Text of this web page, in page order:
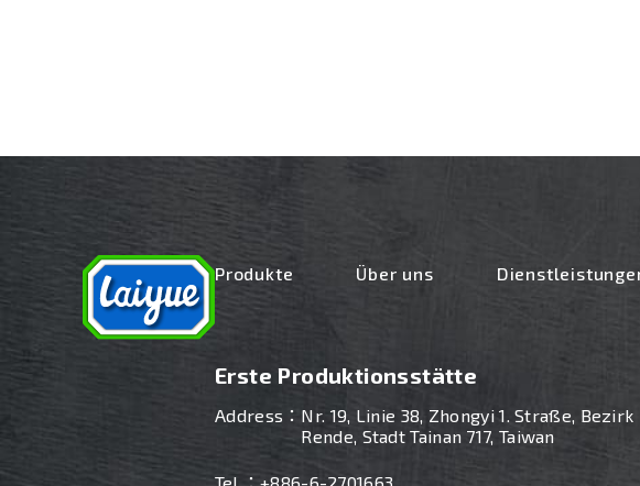
Produkte Über uns
Erste Produktionsstätte
Address： Nr. 19, Linie 38, Zhongyi 1. Straße, Bezirk
Rende, Stadt Tainan 717, Taiwan